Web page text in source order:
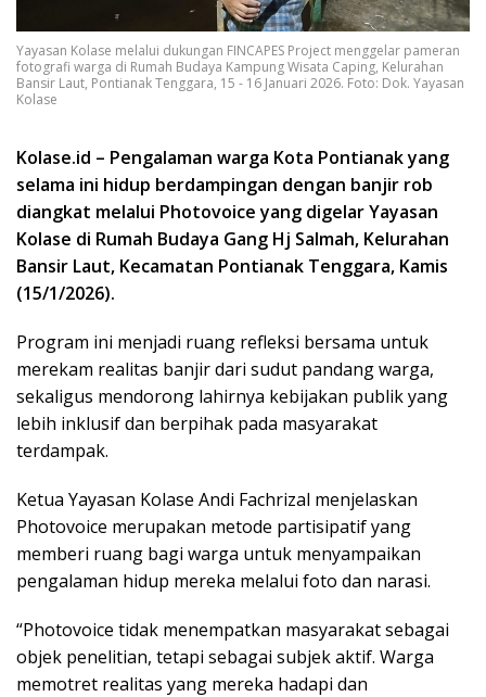
Yayasan Kolase melalui dukungan FINCAPES Project menggelar pameran
fotografi warga di Rumah Budaya Kampung Wisata Caping, Kelurahan
Bansir Laut, Pontianak Tenggara, 15 - 16 Januari 2026. Foto: Dok. Yayasan
Kolase
Kolase.id – Pengalaman warga Kota Pontianak yang
selama ini hidup berdampingan dengan banjir rob
diangkat melalui Photovoice yang digelar Yayasan
Kolase di Rumah Budaya Gang Hj Salmah, Kelurahan
Bansir Laut, Kecamatan Pontianak Tenggara, Kamis
(15/1/2026).
Program ini menjadi ruang refleksi bersama untuk
merekam realitas banjir dari sudut pandang warga,
sekaligus mendorong lahirnya kebijakan publik yang
lebih inklusif dan berpihak pada masyarakat
terdampak.
Ketua Yayasan Kolase Andi Fachrizal menjelaskan
Photovoice merupakan metode partisipatif yang
memberi ruang bagi warga untuk menyampaikan
pengalaman hidup mereka melalui foto dan narasi.
“Photovoice tidak menempatkan masyarakat sebagai
objek penelitian, tetapi sebagai subjek aktif. Warga
memotret realitas yang mereka hadapi dan